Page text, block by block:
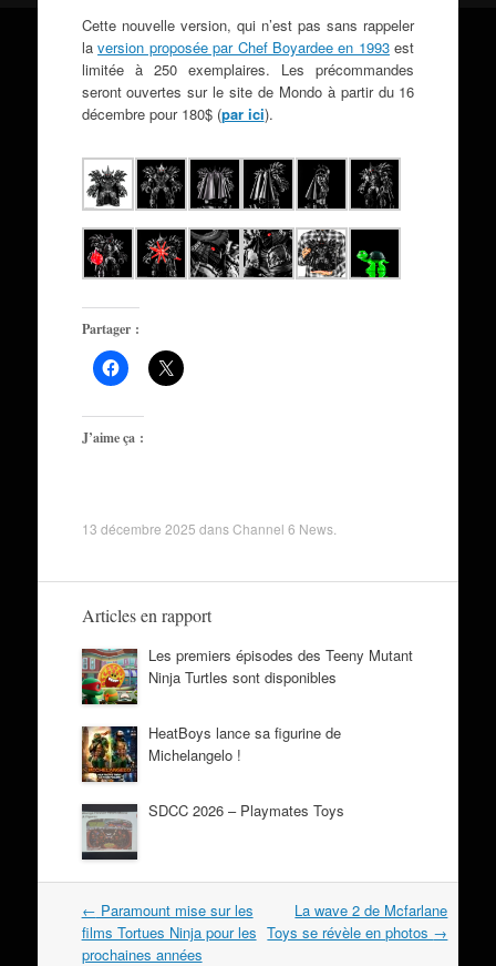
Cette nouvelle version, qui n’est pas sans rappeler
laversion proposée par Chef Boyardee en 1993est
limitée à 250 exemplaires. Les précommandes
seront ouvertes sur le site de Mondo à partir du 16
décembre pour 180$ (par ici).
Partager :
J’aime ça :
13 décembre 2025 dansChannel 6 News.
Articles en rapport
Les premiers épisodes des Teeny Mutant
Ninja Turtles sont disponibles
HeatBoys lance sa figurine de
Michelangelo !
SDCC 2026 – Playmates Toys
Navigation
dans
les
← Paramount mise sur les
films Tortues Ninja pour les
prochaines années
La wave 2 de Mcfarlane
Toys se révèle en photos →